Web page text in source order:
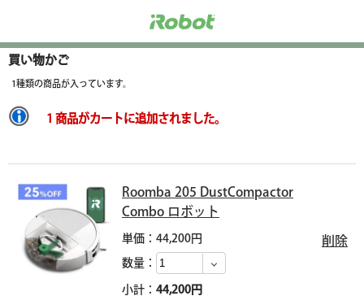
買い物かご
1種類の商品が入っています。
1 商品がカートに追加されました。
Roomba 205 DustCompactor
Combo ロボット
単価：44,200円
数量：
小計： 44,200円
削除